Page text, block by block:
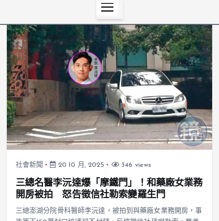
社會新聞 20 10 月, 2025 346 views
三總名醫李沅達爆「摩鐵門」！和藥廠女業務
開房被拍 怒告徵信社勒索變羅生門
三總澎湖分院骨科醫師李沅達，被拍到與藥廠女業務開房，事